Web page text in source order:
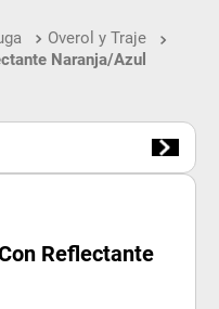
Overol y Traje
Naranja/Azul
Reflectante